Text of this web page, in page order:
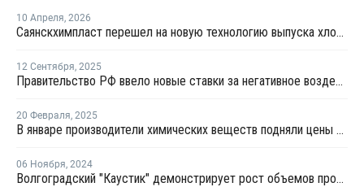
10 Апреля, 2026
Саянскхимпласт перешел на новую технологию выпуска хлора и каустической соды
12 Сентября, 2025
Правительство РФ ввело новые ставки за негативное воздействие химвеществ на окружающую среду
20 Февраля, 2025
В январе производители химических веществ подняли цены на 2,9%
06 Ноября, 2024
Волгоградский "Каустик" демонстрирует рост объемов производства